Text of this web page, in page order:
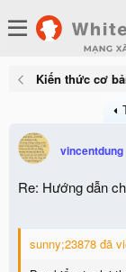
Kiến thức cơ
vincentdung
Re: Hướng dẫn
sunny;23878 đã